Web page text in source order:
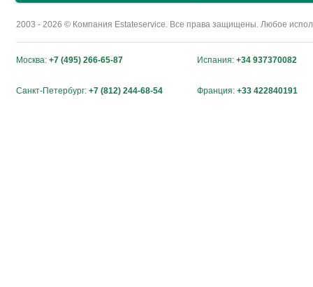
2003 - 2026 © Компания Estateservice. Все права защищены. Любое
Москва: +7 (495) 266-65-87 Испания: +34 937370082
Санкт-Петербург: +7 (812) 244-68-54 Франция: +33 422840191